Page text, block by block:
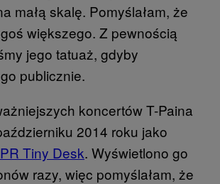
małą skalę. Pomyślałam, że
większego. Z pewnością
jego tatuaż, gdyby
publicznie.
koncertów T-Paina
2014 roku jako
Tiny Desk. Wyświetlono go
razy, więc pomyślałam, że